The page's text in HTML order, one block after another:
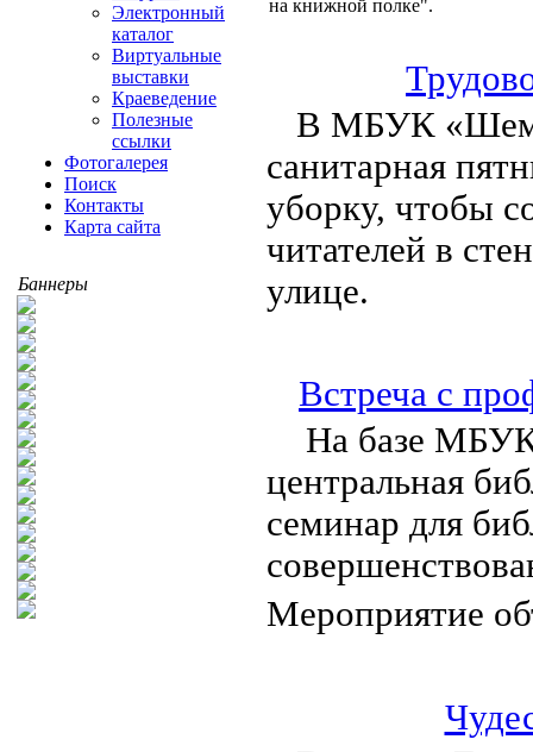
Электронный
каталог
Виртуальные
выставки
Краеведение
Полезные
ссылки
Фотогалерея
Поиск
Контакты
Карта сайта
Баннеры
на книжной полке".
В МБУК
санитарная
уборку, чтобы
читателей в
улице.
Встреча с
На базе
центральная
семинар для
Мероприятие